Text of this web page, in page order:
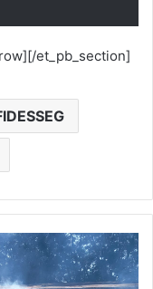
et_pb_section]